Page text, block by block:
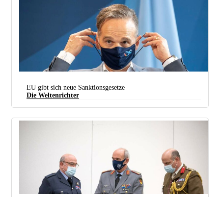
EU gibt sich neue Sanktionsgesetze
Die Weltenrichter